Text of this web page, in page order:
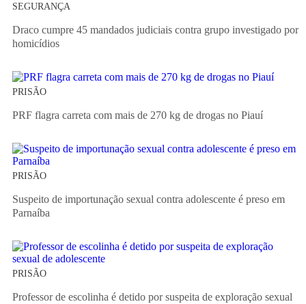
SEGURANÇA
Draco cumpre 45 mandados judiciais contra grupo investigado por
homicídios
PRISÃO
PRF flagra carreta com mais de 270 kg de drogas no Piauí
PRISÃO
Suspeito de importunação sexual contra adolescente é preso em
Parnaíba
PRISÃO
Professor de escolinha é detido por suspeita de exploração sexual